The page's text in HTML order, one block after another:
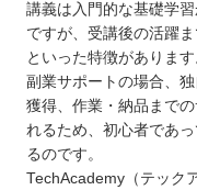
講義は入門的な基礎学
ですが、受講後の活躍
といった特徴があります
副業サポートの場合、
獲得、作業・納品まで
れるため、初心者であ
るのです。
TechAcademy（テック